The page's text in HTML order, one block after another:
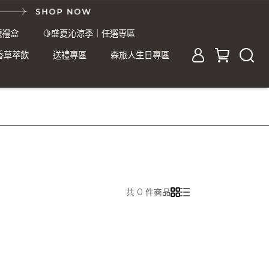
盒
🍋盛夏沁涼季｜任選專區
草萃飲
送禮專區 森旅人生日專區
共 0 件商品